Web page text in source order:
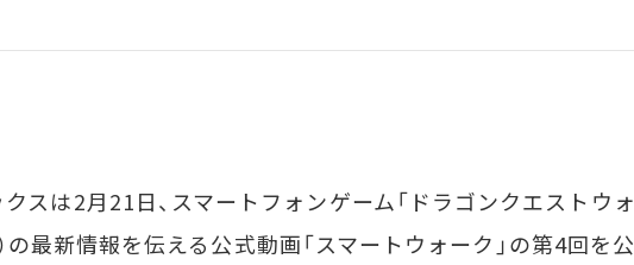
スは2月21日、スマートフォンゲーム「ドラゴンクエストウォ
の最新情報を伝える公式動画「スマートウォーク」の第4回を公